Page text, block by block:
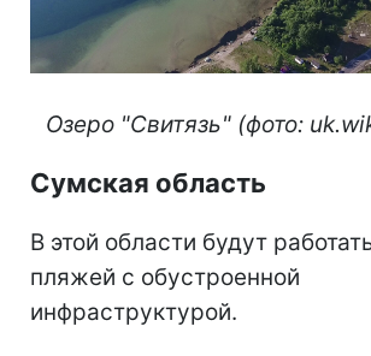
Озеро "Свитязь" (фото:
Сумская область
В этой области будут
пляжей с обустроенной
инфраструктурой.